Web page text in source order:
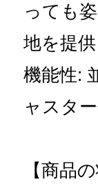
っても
地を提供
機能性:
ャスタ
【商品